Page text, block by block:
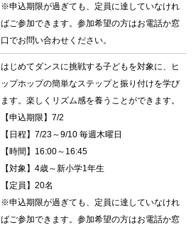
※申込期限が過ぎても、定員に達していなけれ
ばご参加できます。参加希望の方はお電話か窓
口でお問い合わせください。
はじめてダンスに挑戦する子どもを対象に、ヒ
ップホップの簡単なステップと振り付けを学び
ます。楽しくリズム感を養うことができます。
【申込期限】7/2
【日程】7/23～9/10 毎週木曜日
【時間】16:00～16:45
【対象】4歳～新小学1年生
【定員】20名
※申込期限が過ぎても、定員に達していなけれ
ばご参加できます。参加希望の方はお電話か窓